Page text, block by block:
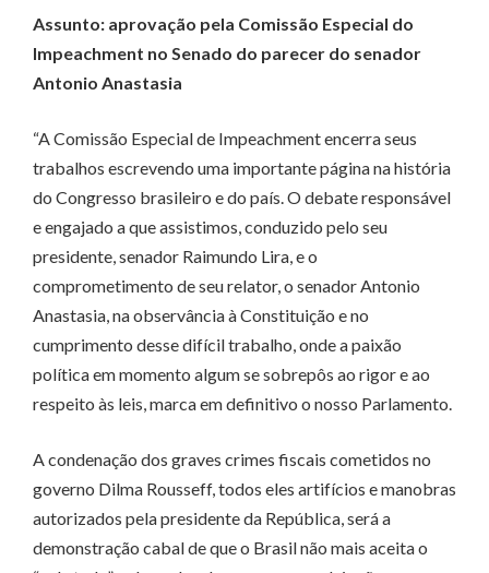
Assunto: aprovação pela Comissão Especial do
Impeachment no Senado do parecer do senador
Antonio Anastasia
“A Comissão Especial de Impeachment encerra seus
trabalhos escrevendo uma importante página na história
do Congresso brasileiro e do país. O debate responsável
e engajado a que assistimos, conduzido pelo seu
presidente, senador Raimundo Lira, e o
comprometimento de seu relator, o senador Antonio
Anastasia, na observância à Constituição e no
cumprimento desse difícil trabalho, onde a paixão
política em momento algum se sobrepôs ao rigor e ao
respeito às leis, marca em definitivo o nosso Parlamento.
A condenação dos graves crimes fiscais cometidos no
governo Dilma Rousseff, todos eles artifícios e manobras
autorizados pela presidente da República, será a
demonstração cabal de que o Brasil não mais aceita o